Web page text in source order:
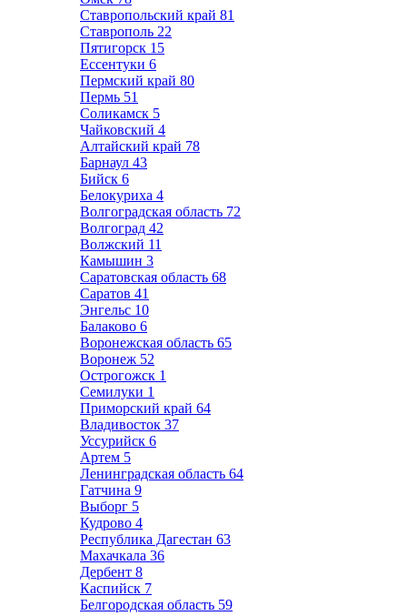
Ставропольский край 81
Ставрополь 22
Пятигорск 15
Ессентуки 6
Пермский край 80
Пермь 51
Соликамск 5
Чайковский 4
Алтайский край 78
Барнаул 43
Бийск 6
Белокуриха 4
Волгоградская область 72
Волгоград 42
Волжский 11
Камышин 3
Саратовская область 68
Саратов 41
Энгельс 10
Балаково 6
Воронежская область 65
Воронеж 52
Острогожск 1
Семилуки 1
Приморский край 64
Владивосток 37
Уссурийск 6
Артем 5
Ленинградская область 64
Гатчина 9
Выборг 5
Кудрово 4
Республика Дагестан 63
Махачкала 36
Дербент 8
Каспийск 7
Белгородская область 59